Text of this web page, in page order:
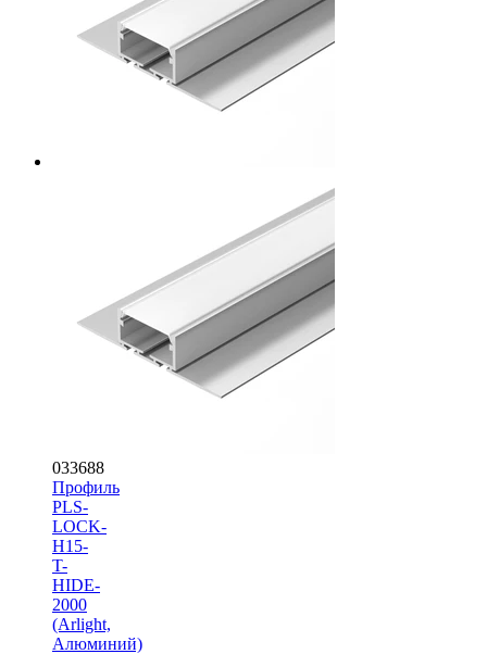
033688
Профиль
PLS-
LOCK-
H15-
T-
HIDE-
2000
(Arlight,
Алюминий)